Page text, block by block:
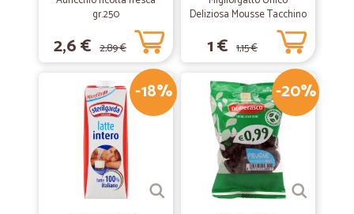
gr.250
2,6 € 2,89 €
Deliziosa Mousse Tacchino
1 € 1,15 €
-18% -20%